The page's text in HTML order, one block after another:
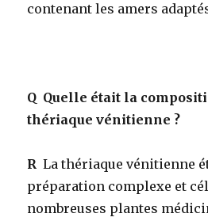
contenant les amers
Q Quelle était la
thériaque vénitienne ?
RLa thériaque vénitienne
préparation complexe et
nombreuses plantes